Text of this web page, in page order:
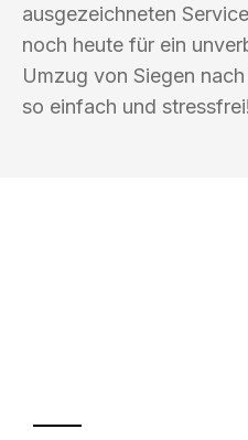
ausgezeichneten
noch heute für ein
Umzug von Siegen
so einfach und stressfrei!